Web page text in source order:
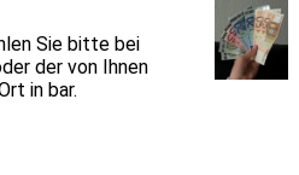
Sie bitte bei
der von Ihnen
in bar.